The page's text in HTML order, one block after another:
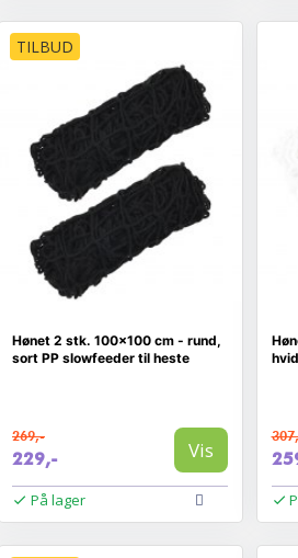
TILBUD
Hønet 2 stk. 100×100 cm - rund,
sort PP slowfeeder til heste
269,-
229,- Vis
På lager